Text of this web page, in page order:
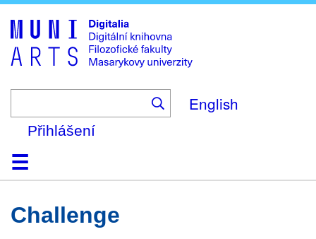
to
main
content
English
Přihlášení
DomůKolekce
Prohlížení
Vyhledávání
O platformě
Nápověda
KontaktDigitalia
Challenge